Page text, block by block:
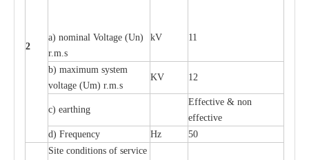
2
a) nominal Voltage (Un)
r.m.s
kV 11
b) maximum system
voltage (Um) r.m.s
KV 12
c) earthing
Effective & non
effective
d) Frequency Hz 50
Site conditions of service